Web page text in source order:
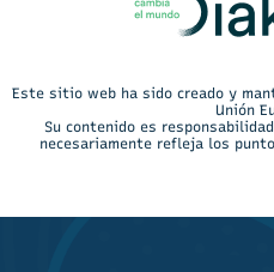
Este sitio web ha sido creado y
Unión
Su contenido es
necesariamente refleja los